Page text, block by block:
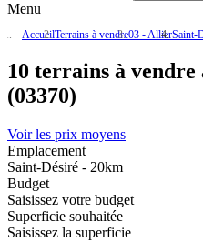
Menu
AccueilTerrains à vendre03 - AllierSaint-
10 terrains à vendre
(03370)
Voir les prix moyens
Emplacement
Saint-Désiré - 20km
Budget
Saisissez votre budget
Superficie souhaitée
Saisissez la superficie